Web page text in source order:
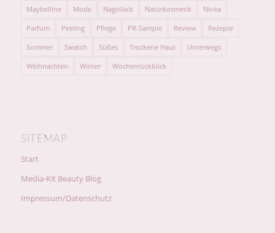
Maybelline Mode Nagellack Naturkosmetik Nivea
Parfum Peeling Pflege PR-Sample Review Rezepte
Sommer Swatch Süßes Trockene Haut Unterwegs
Weihnachten Winter Wochenrückblick
SITEMAP
Start
Media-Kit Beauty Blog
Impressum/Datenschutz